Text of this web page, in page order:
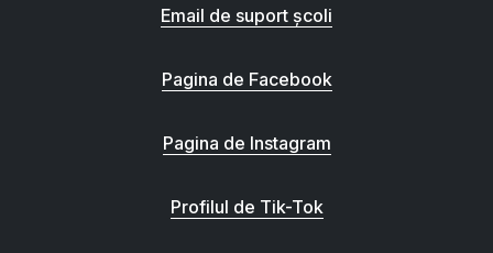
Email de suport școli
Pagina de Facebook
Pagina de Instagram
Profilul de Tik-Tok